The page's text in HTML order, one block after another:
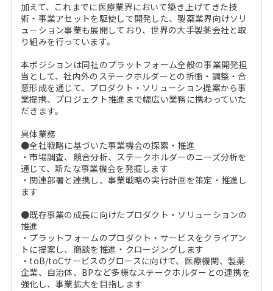
年齢と年収の相関図
加えて、これまでに医療業界において築き上げてきた技
術・事業アセットを駆使して開発した、製薬業界向けソリ
ューション事業も展開しており、世界の大手製薬会社と取
り組みを行っています。
本ポジションは同社のプラットフォーム全般の事業開発担
当として、社内外のステークホルダーとの折衝・調整・合
意形成を通じて、プロダクト・ソリューション提案から事
業提携、プロジェクト推進まで幅広い業務に携わっていた
だきます。
具体業務
●全社戦略に基づいた事業機会の探索・推進
・市場調査、競合分析、ステークホルダーのニーズ分析を
通じて、新たな事業機会を発掘します
・関連部署と連携し、事業戦略の実行計画を策定・推進し
ます
●既存事業の成長に向けたプロダクト・ソリューションの
推進
・プラットフォームのプロダクト・サービスをクライアン
トに提案し、商談を推進・クロージングします
・toB/toCサービスのグロースに向けて、医療機関、製薬
企業、自治体、BPなど多様なステークホルダーとの連携を
強化し、事業拡大を目指します